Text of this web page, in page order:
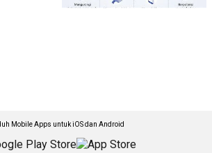
Mobile Apps untuk iOS dan Android